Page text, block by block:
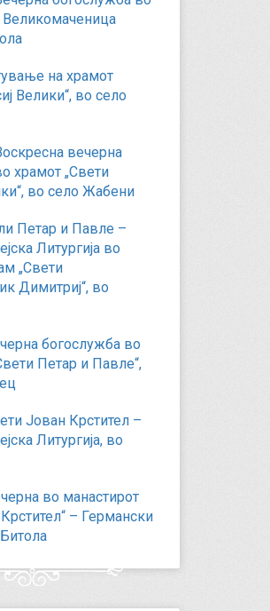
Великомаченица
на храмот
Велики“, во село
вечерна
храмот „Свети
во село Жабени
Петар и Павле –
Литургија во
„Свети
Димитриј“, во
богослужба во
Петар и Павле“,
Јован Крстител –
Литургија, во
во манастирот
– Германски